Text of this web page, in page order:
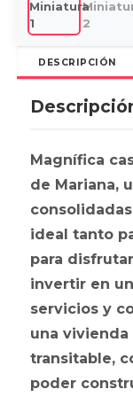
DESCRIPCIÓN
Magnífica
de Mariana,
ideal tanto
para
invertir en
servicios y
una vivienda
transitable,
poder